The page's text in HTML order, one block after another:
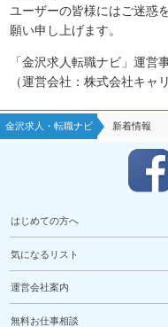
ユーザーの皆様にはご迷惑
願い申し上げます。
「金沢求人転職ナビ」運営
（運営会社：株式会社キャ
金沢求人・転職ナビ 新着情報
はじめての方へ
気になるリスト
運営会社案内
無料お仕事相談